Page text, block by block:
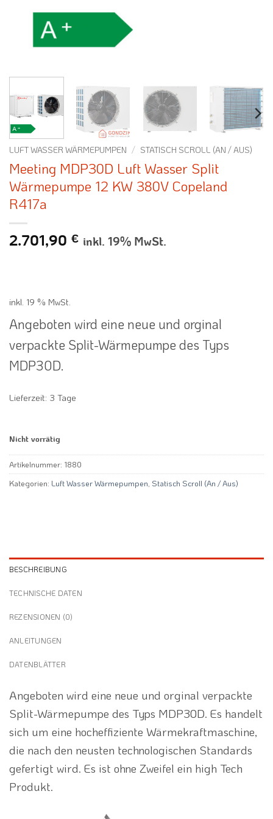
LUFT WASSER WÄRMEPUMPEN / STATISCH SCROLL (AN / AUS)
Meeting MDP30D Luft Wasser Split
Wärmepumpe 12 KW 380V Copeland
R417a
2.701,90 € inkl. 19% MwSt.
inkl. 19 % MwSt.
Angeboten wird eine neue und orginal
verpackte Split-Wärmepumpe des Typs
MDP30D.
Lieferzeit: 3 Tage
Nicht vorrätig
Artikelnummer: 1880
Kategorien: Luft Wasser Wärmepumpen Statisch Scroll (An / Aus)
BESCHREIBUNG
TECHNISCHE DATEN
REZENSIONEN (0)
ANLEITUNGEN
DATENBLÄTTER
Angeboten wird eine neue und orginal verpackte
Split-Wärmepumpe des Typs MDP30D. Es handelt
sich um eine hocheffiziente Wärmekraftmaschine,
die nach den neusten technologischen Standards
gefertigt wird. Es ist ohne Zweifel ein high Tech
Produkt.